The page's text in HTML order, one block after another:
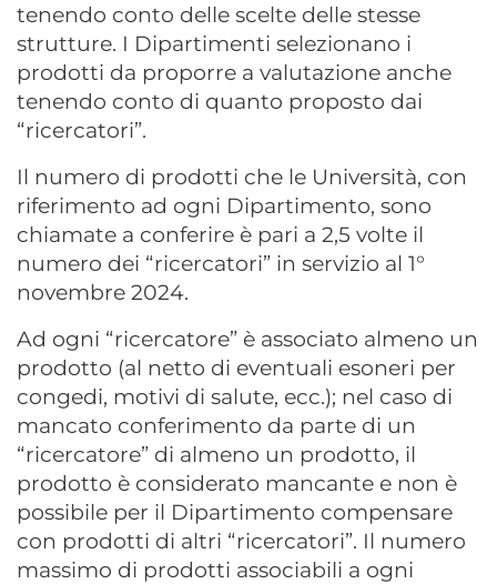
tenendo conto delle scelte delle stesse
strutture. I Dipartimenti selezionano i
prodotti da proporre a valutazione anche
tenendo conto di quanto proposto dai
“ricercatori”.
Il numero di prodotti che le Università, con
riferimento ad ogni Dipartimento, sono
chiamate a conferire è pari a 2,5 volte il
numero dei “ricercatori” in servizio al 1°
novembre 2024.
Ad ogni “ricercatore” è associato almeno un
prodotto (al netto di eventuali esoneri per
congedi, motivi di salute, ecc.); nel caso di
mancato conferimento da parte di un
“ricercatore” di almeno un prodotto, il
prodotto è considerato mancante e non è
possibile per il Dipartimento compensare
con prodotti di altri “ricercatori”. Il numero
massimo di prodotti associabili a ogni